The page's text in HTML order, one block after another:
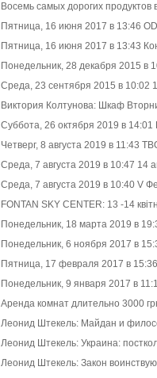
Восемь самых дорогих
Пятница, 16 июня 2017 в 13:46
Пятница, 16 июня 2017 в 13:43
Понедельник, 28 декабря 2015 в
Среда, 23 сентября 2015 в 10:02
Виктория Колтунова: Шкаф
Суббота, 26 октября 2019 в 14:01
Четверг, 8 августа 2019 в
Среда, 7 августа 2019 в 10:47 14
Среда, 7 августа 2019 в 10:40 V
FONTAN SKY CENTER: 13 -14
Понедельник, 18 марта 2019 в
Понедельник, 6 ноября 2017 в
Пятница, 17 февраля 2017 в
Понедельник, 9 января 2017 в
Аренда комнат длительно 3000
Леонид Штекель: Майдан и
Леонид Штекель: Украина:
Леонид Штекель: Закон